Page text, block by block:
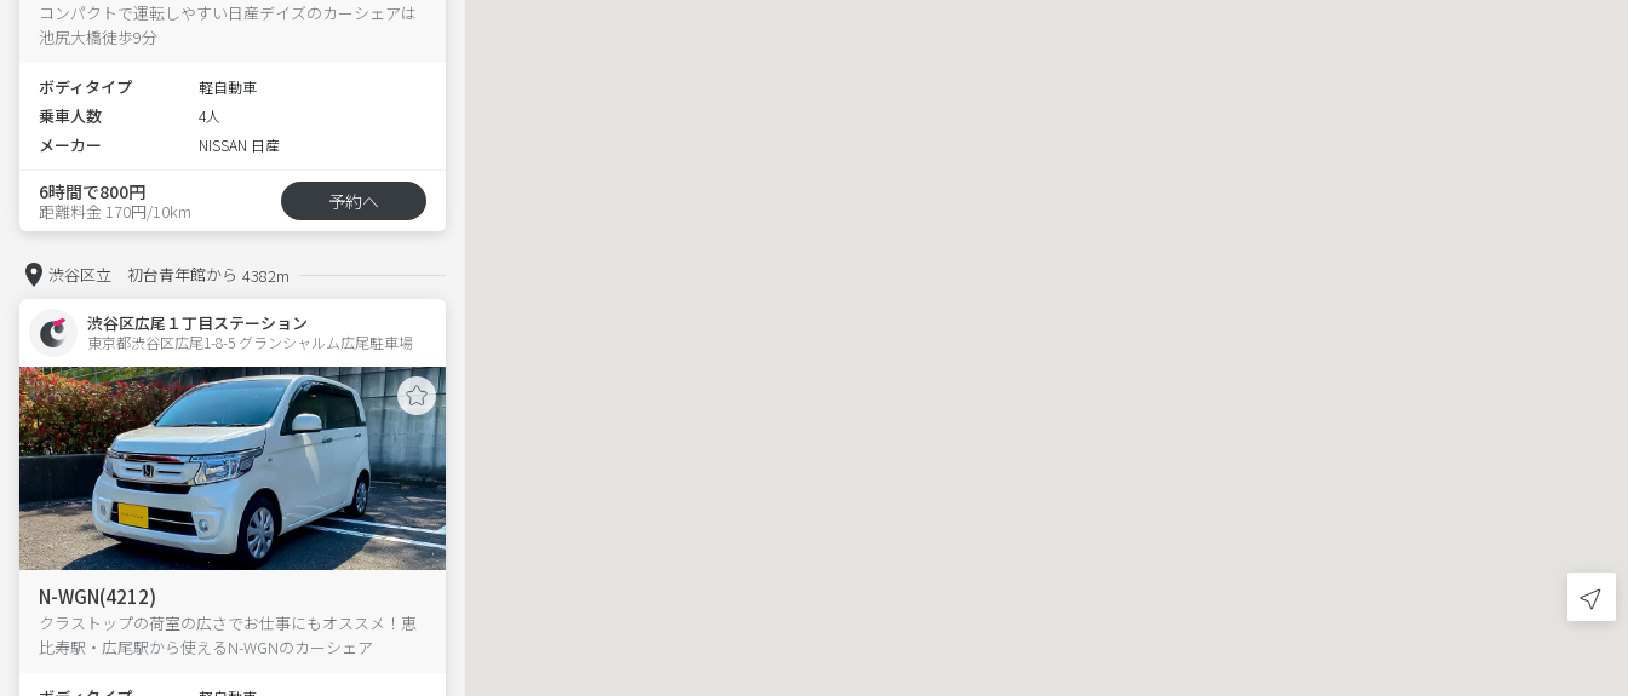
コンパクトで運転しやすい日産デイズのカーシェアは
池尻大橋徒歩9分
ボディタイプ 軽自動車
乗車人数 4人
メーカー NISSAN 日産
6時間で800円
距離料金 170円/10km 予約へ
渋谷区立 初台青年館から 4382m
渋谷区広尾１丁目ステーション
東京都渋谷区広尾1-8-5 グランシャルム広尾駐車場
N-WGN(4212)
クラストップの荷室の広さでお仕事にもオススメ！恵
比寿駅・広尾駅から使えるN-WGNのカーシェア